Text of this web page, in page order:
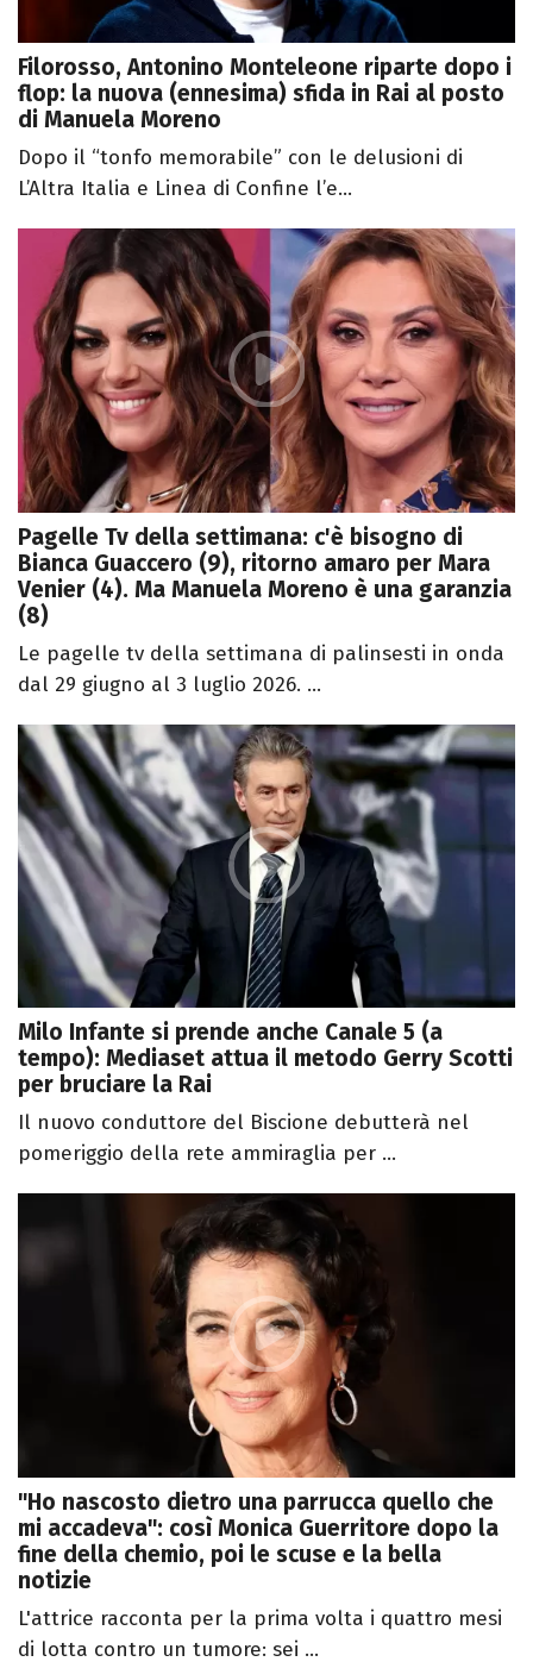
Filorosso, Antonino Monteleone riparte dopo i
flop: la nuova (ennesima) sfida in Rai al posto
di Manuela Moreno
Dopo il “tonfo memorabile” con le delusioni di
L’Altra Italia e Linea di Confine l’e...
Pagelle Tv della settimana: c'è bisogno di
Bianca Guaccero (9), ritorno amaro per Mara
Venier (4). Ma Manuela Moreno è una garanzia
(8)
Le pagelle tv della settimana di palinsesti in onda
dal 29 giugno al 3 luglio 2026. ...
Milo Infante si prende anche Canale 5 (a
tempo): Mediaset attua il metodo Gerry Scotti
per bruciare la Rai
Il nuovo conduttore del Biscione debutterà nel
pomeriggio della rete ammiraglia per ...
"Ho nascosto dietro una parrucca quello che
mi accadeva": così Monica Guerritore dopo la
fine della chemio, poi le scuse e la bella
notizie
L'attrice racconta per la prima volta i quattro mesi
di lotta contro un tumore: sei ...